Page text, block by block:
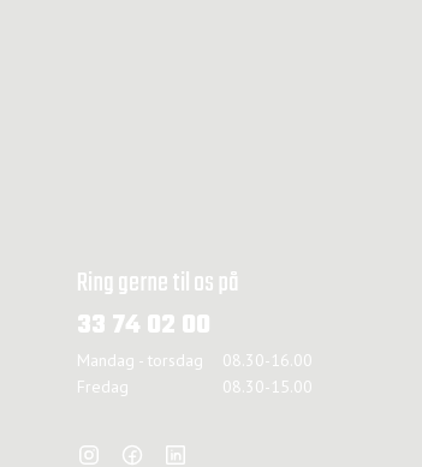
Ring gerne til os på
33 74 02 00
Mandag - torsdag
08.30-16.00
Fredag
08.30-15.00